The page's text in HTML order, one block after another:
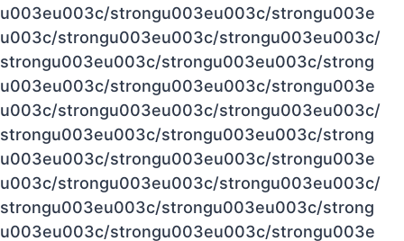
u003eu003c/strongu003eu003c/strongu003e
u003c/strongu003eu003c/strongu003eu003c/
strongu003eu003c/strongu003eu003c/strong
u003eu003c/strongu003eu003c/strongu003e
u003c/strongu003eu003c/strongu003eu003c/
strongu003eu003c/strongu003eu003c/strong
u003eu003c/strongu003eu003c/strongu003e
u003c/strongu003eu003c/strongu003eu003c/
strongu003eu003c/strongu003eu003c/strong
u003eu003c/strongu003eu003c/strongu003e